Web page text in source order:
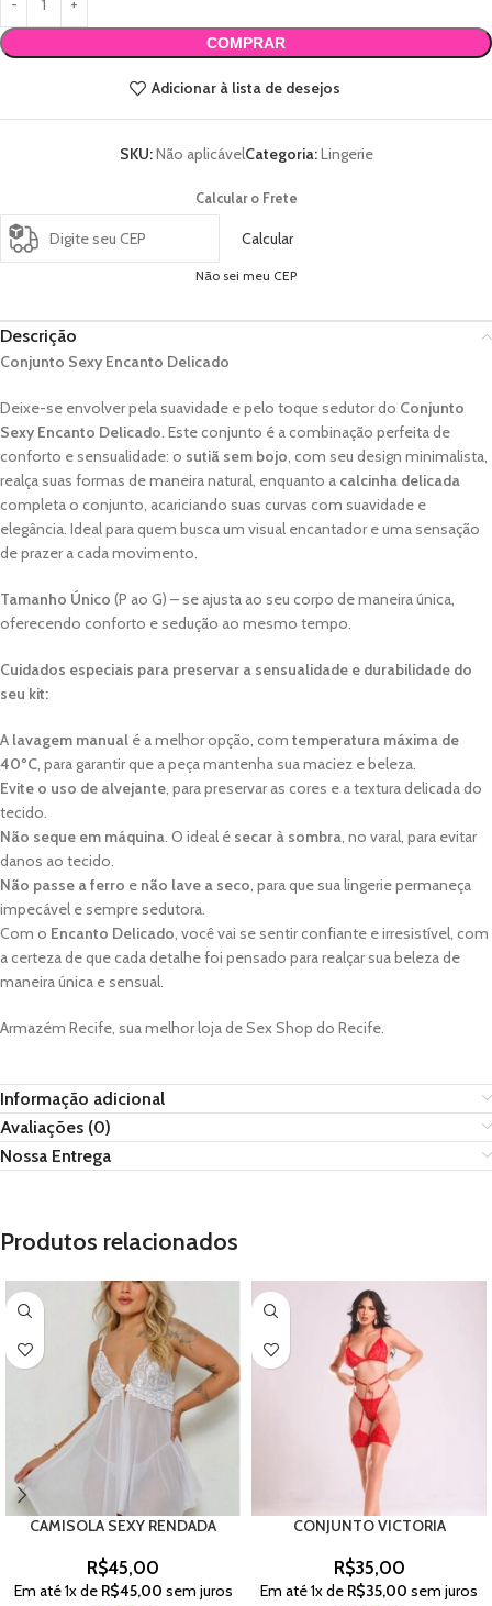
COMPRAR
Adicionar à lista de desejos
SKU:Não aplicávelCategoria:Lingerie
Calcular o Frete
Calcular
Não sei meu CEP
Descrição
Conjunto Sexy Encanto Delicado
Deixe-se envolver pela suavidade e pelo toque sedutor do Conjunto
Sexy Encanto Delicado. Este conjunto é a combinação perfeita de
conforto e sensualidade: o sutiã sem bojo, com seu design minimalista,
realça suas formas de maneira natural, enquanto a calcinha delicada
completa o conjunto, acariciando suas curvas com suavidade e
elegância. Ideal para quem busca um visual encantador e uma sensação
de prazer a cada movimento.
Tamanho Único (P ao G) – se ajusta ao seu corpo de maneira única,
oferecendo conforto e sedução ao mesmo tempo.
Cuidados especiais para preservar a sensualidade e durabilidade do
seu kit:
A lavagem manual é a melhor opção, com temperatura máxima de
40ºC, para garantir que a peça mantenha sua maciez e beleza.
Evite o uso de alvejante, para preservar as cores e a textura delicada do
tecido.
Não seque em máquina. O ideal é secar à sombra, no varal, para evitar
danos ao tecido.
Não passe a ferro e não lave a seco, para que sua lingerie permaneça
impecável e sempre sedutora.
Com o Encanto Delicado, você vai se sentir confiante e irresistível, com
a certeza de que cada detalhe foi pensado para realçar sua beleza de
maneira única e sensual.
Armazém Recife, sua melhor loja de Sex Shop do Recife.
Informação adicional
Avaliações (0)
Nossa Entrega
Produtos relacionados
CAMISOLA SEXY RENDADA
R$45,00
Em até1x de R$45,00 sem juros
CONJUNTO VICTORIA
R$35,00
Em até1x de R$35,00 sem juros